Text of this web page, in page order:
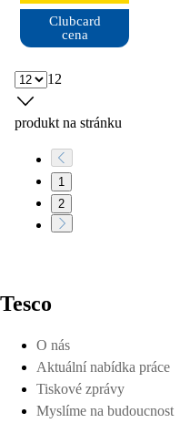
Clubcard
cena
12
produkt na stránku
1
2
Tesco
O nás
Aktuální nabídka práce
Tiskové zprávy
Myslíme na budoucnost